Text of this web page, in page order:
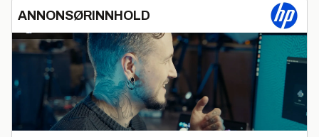
ANNONSØRINNHOLD